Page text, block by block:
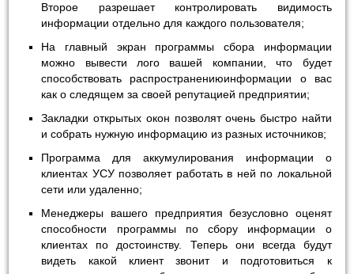
Второе разрешает контролировать видимость
информации отдельно для каждого пользователя;
На главный экран программы сбора информации
можно вывести лого вашей компании, что будет
способствовать распространениюинформации о вас
как о следящем за своей репутацией предприятии;
Закладки открытых окон позволят очень быстро найти
и собрать нужную информацию из разных источников;
Программа для аккумулирования информации о
клиентах УСУ позволяет работать в ней по локальной
сети или удаленно;
Менеджеры вашего предприятия безусловно оценят
способности программы по сбору информации о
клиентах по достоинству. Теперь они всегда будут
видеть какой клиент звонит и подготовиться к